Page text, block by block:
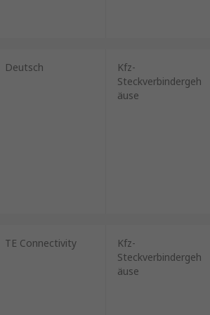
unter
von
die auf
Die
und
Deutsch
Kfz-
Steckverbindergeh
äuse
TE Connectivity
Kfz-
Steckverbindergeh
äuse